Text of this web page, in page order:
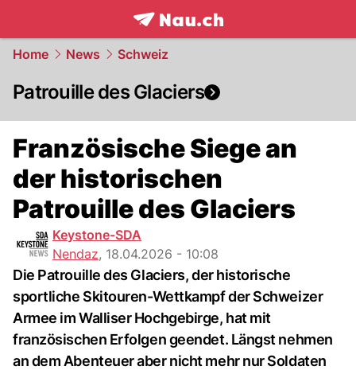
frontpage.NAU.ch
Home News Schweiz
Patrouille des Glaciers
Französische Siege an
der historischen
Patrouille des Glaciers
Keystone-SDA
Nendaz, 18.04.2026 - 10:08
Die Patrouille des Glaciers, der historische
sportliche Skitouren-Wettkampf der Schweizer
Armee im Walliser Hochgebirge, hat mit
französischen Erfolgen geendet. Längst nehmen
an dem Abenteuer aber nicht mehr nur Soldaten